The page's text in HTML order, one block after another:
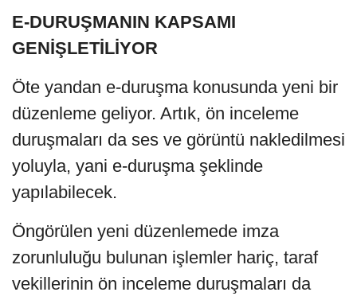
E-DURUŞMANIN KAPSAMI
GENİŞLETİLİYOR
Öte yandan e-duruşma konusunda yeni bir
düzenleme geliyor. Artık, ön inceleme
duruşmaları da ses ve görüntü nakledilmesi
yoluyla, yani e-duruşma şeklinde
yapılabilecek.
Öngörülen yeni düzenlemede imza
zorunluluğu bulunan işlemler hariç, taraf
vekillerinin ön inceleme duruşmaları da